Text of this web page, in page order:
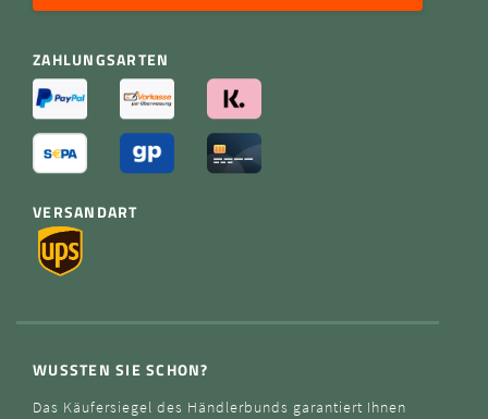
ZAHLUNGSARTEN
VERSANDART
WUSSTEN SIE SCHON?
Das Käufersiegel des Händlerbunds garantiert Ihnen